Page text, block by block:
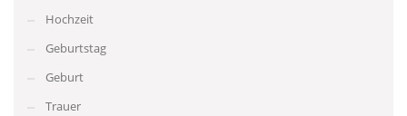
Hochzeit
Geburtstag
Geburt
Trauer